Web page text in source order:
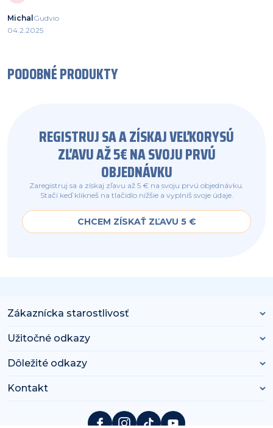
Michal Gudvio
04.2.2025
PODOBNÉ PRODUKTY
REGISTRUJ SA A ZÍSKAJ VEĽKORYSÚ
ZĽAVU AŽ 5€ NA SVOJU PRVÚ
OBJEDNÁVKU
Zaregistruj sa a získaj zľavu až 5 € na svoju prvú objednávku.
Stačí keď klikneš na tlačidlo nižšie a vyplníš svoje údaje.
CHCEM ZÍSKAŤ ZĽAVU 5 €
Zákaznícka starostlivosť
Užitočné odkazy
Dôležité odkazy
Kontakt